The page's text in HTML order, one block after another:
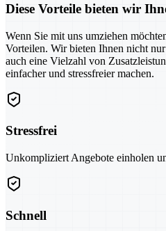
Diese Vorteile bieten wir
Wenn Sie mit uns umziehen
Vorteilen. Wir bieten Ihnen nicht
auch eine Vielzahl von
einfacher und stressfreier machen.
Stressfrei
Unkompliziert Angebote einholen
Schnell